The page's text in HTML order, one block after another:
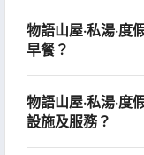
物語山屋·私湯·度
早餐？
物語山屋·私湯·度
設施及服務？